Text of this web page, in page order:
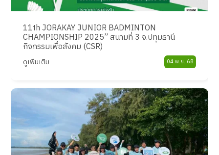
11th JORAKAY JUNIOR BADMINTON
CHAMPIONSHIP 2025” สนามที่ 3 จ.ปทุมธานี
กิจกรรมเพื่อสังคม (CSR)
ดูเพิ่มเติม 04 พ.ย. 68